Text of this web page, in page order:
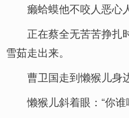
癞蛤蟆他不咬人恶心
正在蔡全无苦苦挣扎
雪茹走出来。
曹卫国走到懒猴儿身
懒猴儿斜着眼：“你谁